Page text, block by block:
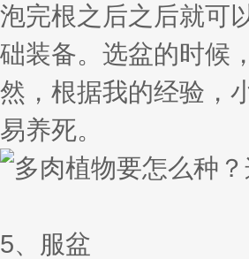
泡完根之后之后就可
础装备。选盆的时候
然，根据我的经验，
易养死。
5、服盆